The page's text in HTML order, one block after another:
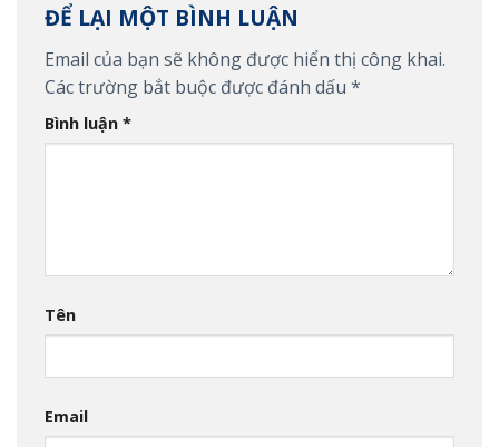
ĐỂ LẠI MỘT BÌNH LUẬN
Email của bạn sẽ không được hiển thị công khai.
Các trường bắt buộc được đánh dấu *
Bình luận *
Tên
Email